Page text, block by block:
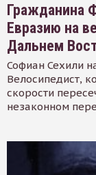
Гражданина
Евразию на
Дальнем
Софиан Сехили
Велосипедист,
скорости
незаконном